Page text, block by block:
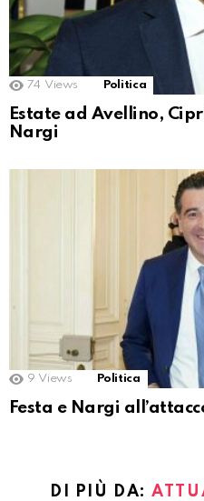
74 Views Politica
Estate ad Avellino,
Nargi
9 Views Politica
Festa e Nargi
DI PIÙ DA: